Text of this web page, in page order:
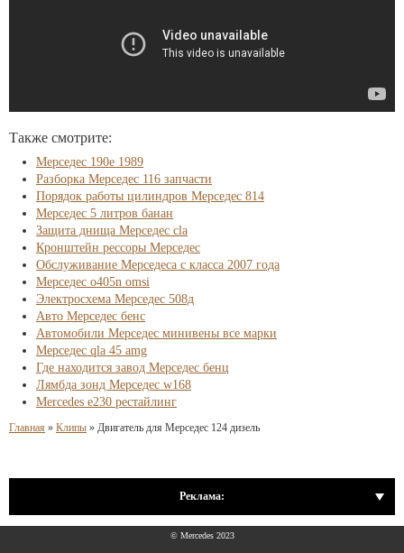
Также смотрите:
Мерседес 190е 1989
Разборка Мерседес 116 запчасти
Порядок работы цилиндров Мерседес 814
Мерседес 5 литров банан
Защита днища Мерседес cla
Кронштейн рессоры Мерседес
Обслуживание Мерседеса с класса 2007 года
Мерседес o405n omsi
Электросхема Мерседес 508д
Aвто Мерседес бенс
Автомобили Мерседес минивены все марки
Мерседес qla 45 amg
Где находится завод Мерседес бенц
Лямбда зонд Мерседес w168
Mercedes e230 рестайлинг
Главная » Клипы » Двигатель для Мерседес 124 дизель
Реклама:
© Mercedes 2023